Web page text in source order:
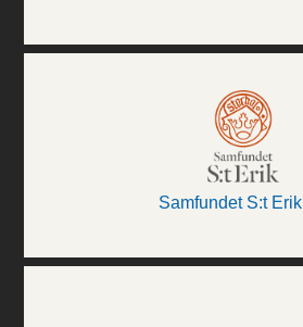
Samfundet S:t Erik